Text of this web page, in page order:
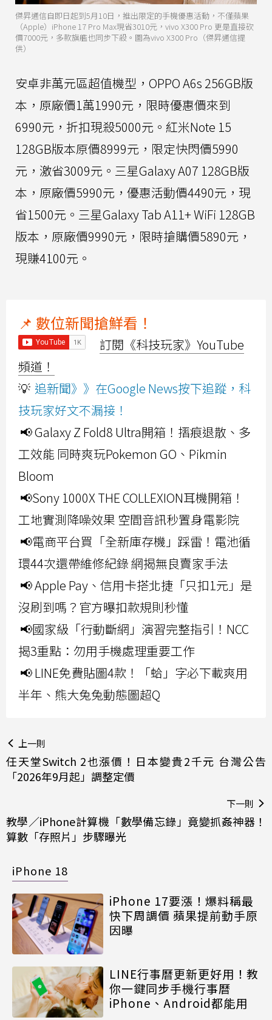
傑昇通信自即日起到5月10日，推出限定的手機優惠活動，不僅蘋果
（Apple）iPhone 17 Pro Max現省3010元，vivo X300 Pro 更是直接砍
價7000元，多款旗艦也同步下殺。圖為vivo X300 Pro（傑昇通信提
供）
安卓非萬元區超值機型，OPPO A6s 256GB版
本，原廠價1萬1990元，限時優惠價來到
6990元，折扣現殺5000元。紅米Note 15
128GB版本原價8999元，限定快閃價5990
元，激省3009元。三星Galaxy A07 128GB版
本，原廠價5990元，優惠活動價4490元，現
省1500元。三星Galaxy Tab A11+ WiFi 128GB
版本，原廠價9990元，限時搶購價5890元，
現賺4100元。
📌 數位新聞搶鮮看！
訂閱《科技玩家》YouTube
頻道！
💡 追新聞》》在Google News按下追蹤，科
技玩家好文不漏接！
📢 Galaxy Z Fold8 Ultra開箱！摺痕退散、多
工效能 同時爽玩Pokemon GO、Pikmin
Bloom
📢Sony 1000X THE COLLEXION耳機開箱！
工地實測降噪效果 空間音訊秒置身電影院
📢電商平台買「全新庫存機」踩雷！電池循
環44次還帶維修紀錄 網揭無良賣家手法
📢 Apple Pay、信用卡搭北捷「只扣1元」是
沒刷到嗎？官方曝扣款規則秒懂
📢國家級「行動斷網」演習完整指引！NCC
揭3重點：勿用手機處理重要工作
📢 LINE免費貼圖4款！「蛤」字必下載爽用
半年、熊大兔兔動態圖超Q
上一則
任天堂Switch 2也漲價！日本變貴2千元 台灣公告
「2026年9月起」調整定價
下一則
教學／iPhone計算機「數學備忘錄」竟變抓姦神器！
算數「存照片」步驟曝光
iPhone 18
iPhone 17要漲！爆料稱最
快下周調價 蘋果提前動手原
因曝
LINE行事曆更新更好用！教
你一鍵同步手機行事曆
iPhone、Android都能用